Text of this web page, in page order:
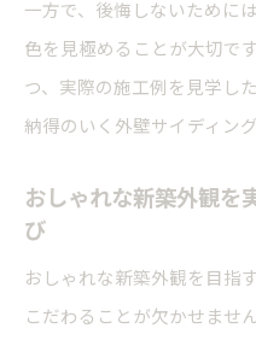
一方で、後悔しないために
色を見極めることが大切で
つ、実際の施工例を見学し
納得のいく外壁サイディン
おしゃれな新築外観を
び
おしゃれな新築外観を目指
こだわることが欠かせませ